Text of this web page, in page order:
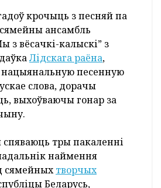
крочыць з песняй па
ансамбль